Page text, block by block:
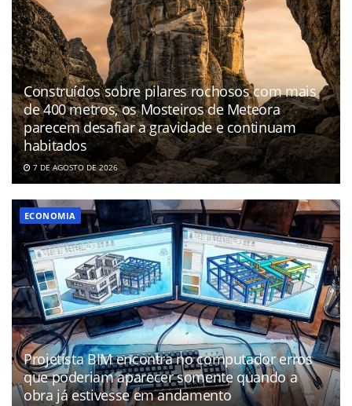
Construídos sobre pilares rochosos com mais
de 400 metros, os Mosteiros de Meteora
parecem desafiar a gravidade e continuam
habitados
7 DE AGOSTO DE 2026
ECONOMIA
Projetista BIM encontra no computador erros
que poderiam aparecer somente quando a
obra já estivesse em andamento